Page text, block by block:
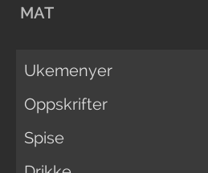
MAT
Ukemenyer
Oppskrifter
Spise